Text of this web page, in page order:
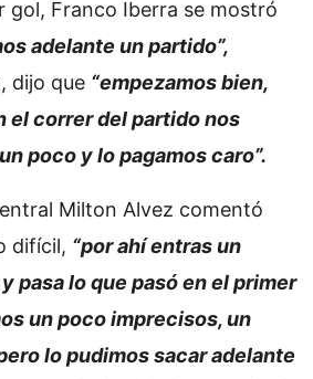
gol, Franco Iberra se mostró
adelante un partido”,
dijo que “empezamos bien,
el correr del partido nos
poco y lo pagamos caro”.
Milton Alvez comentó
difícil, “por ahí entras un
pasa lo que pasó en el primer
un poco imprecisos, un
lo pudimos sacar adelante